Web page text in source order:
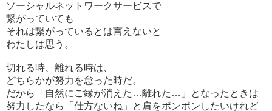
ソーシャルネットワークサービスで
繋がっていても
それは繋がっているとは言えないと
わたしは思う。
切れる時、離れる時は、
どちらかが努力を怠った時だ。
だから「自然にご縁が消えた…離れた…」となったときは
努力したなら「仕方ないね」と肩をポンポンしたいけれど